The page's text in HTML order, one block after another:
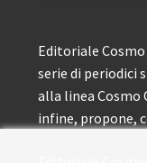
Editoriale
serie di periodici
alla linea Cosmo
infine, propone,